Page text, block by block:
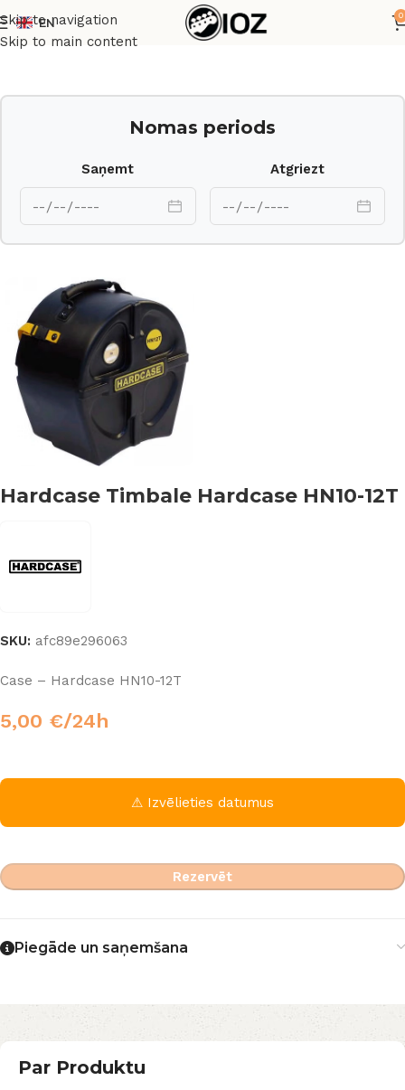
Skip to navigation
Skip to main content
EN
0
Sākums Transporta kastes
Nomas periods
Saņemt Atgriezt
Hardcase Timbale Hardcase HN10-12T
SKU: afc89e296063
Case – Hardcase HN10-12T
5,00 €/24h
⚠ Izvēlieties datumus
Rezervēt
Piegāde un saņemšana
Par Produktu